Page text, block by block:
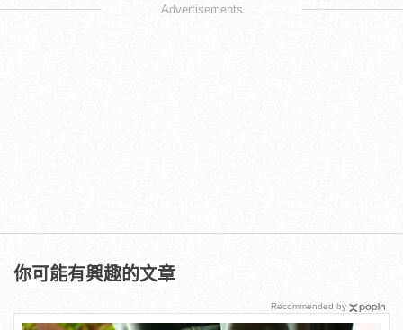
Advertisements
你可能有興趣的文章
Recommended by